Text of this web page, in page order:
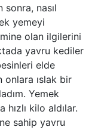
sonra, nasıl
yemeyi
olan ilgilerini
yavru kediler
elde
onlara ıslak bir
Yemek
kilo aldılar.
sahip yavru